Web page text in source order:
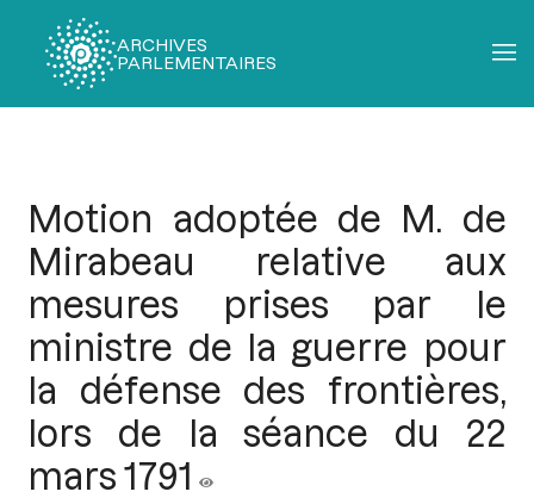
ARCHIVES
PARLEMENTAIRES
Motion adoptée de M. de
Mirabeau relative aux
mesures prises par le
ministre de la guerre pour
la défense des frontières,
lors de la séance du 22
mars 1791